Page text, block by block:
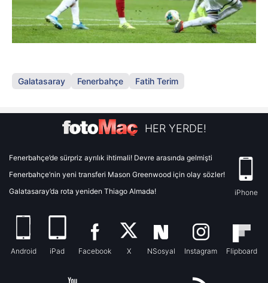
Galatasaray Fenerbahçe Fatih Terim
HER YERDE!
Fenerbahçe’de sürpriz ayrılık ihtimali! Devre arasında gelmişti
Fenerbahçe’nin yeni transferi Mason Greenwood için olay sözler!
Galatasaray’da rota yeniden Thiago Almada!
iPhone
Android iPad Facebook X NSosyal Instagram Flipboard